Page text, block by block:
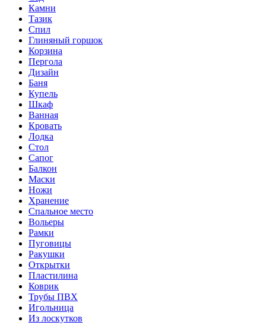
Камни
Тазик
Спил
Глиняный горшок
Корзина
Пергола
Дизайн
Баня
Купель
Шкаф
Ванная
Кровать
Лодка
Стол
Сапог
Балкон
Маски
Ножи
Хранение
Спальное место
Вольеры
Рамки
Пуговицы
Ракушки
Открытки
Пластилина
Коврик
Трубы ПВХ
Игольница
Из лоскутков